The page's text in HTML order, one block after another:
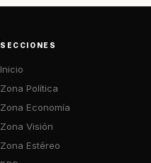
SECCIONES
Inicio
Zona Política
Zona Economía
Zona Visión
Zona Estéreo